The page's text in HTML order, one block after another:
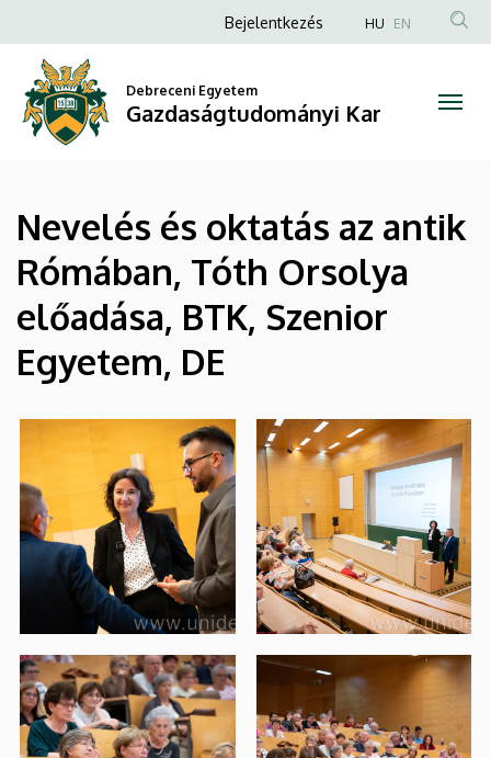
Gazdaságtudományi
Kar
a
tartalomra
Anonim
fiók
menüje
Bejelentkezés HU EN
Debreceni Egyetem
Gazdaságtudományi Kar
Nevelés és oktatás az antik
Rómában, Tóth Orsolya
előadása, BTK, Szenior
Egyetem, DE